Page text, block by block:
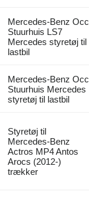
Mercedes-Benz Occ
Stuurhuis LS7
Mercedes styretøj til
lastbil
Mercedes-Benz Occ
Stuurhuis Mercedes
styretøj til lastbil
Styretøj til
Mercedes-Benz
Actros MP4 Antos
Arocs (2012-)
trækker